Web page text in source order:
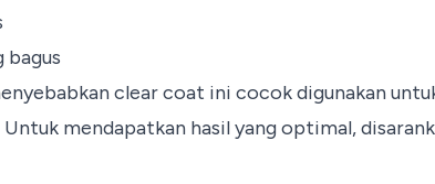
bagus
clear coat ini cocok digunakan
mendapatkan hasil yang optimal,